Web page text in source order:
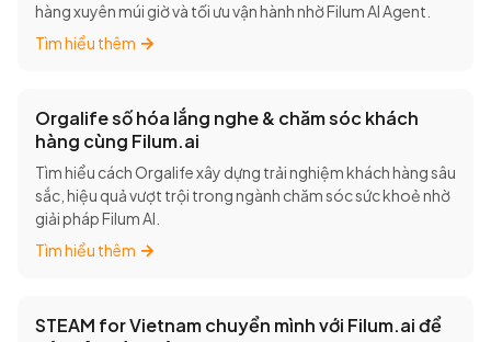
hàng xuyên múi giờ và tối ưu vận hành nhờ Filum AI Agent.
Tìm hiểu thêm
Orgalife số hóa lắng nghe & chăm sóc khách
hàng cùng Filum.ai
Tìm hiểu cách Orgalife xây dựng trải nghiệm khách hàng sâu
sắc, hiệu quả vượt trội trong ngành chăm sóc sức khoẻ nhờ
giải pháp Filum AI.
Tìm hiểu thêm
STEAM for Vietnam chuyển mình với Filum.ai để